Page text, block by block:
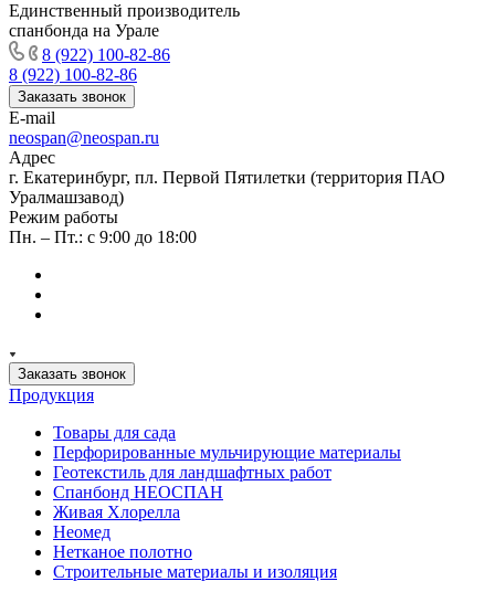
Единственный производитель
спанбонда на Урале
8 (922) 100-82-86
8 (922) 100-82-86
Заказать звонок
E-mail
neospan@neospan.ru
Адрес
г. Екатеринбург, пл. Первой Пятилетки (территория ПАО
Уралмашзавод)
Режим работы
Пн. – Пт.: с 9:00 до 18:00
Заказать звонок
Продукция
Товары для сада
Перфорированные мульчирующие материалы
Геотекстиль для ландшафтных работ
Спанбонд НЕОСПАН
Живая Хлорелла
Нeомед
Нетканое полотно
Строительные материалы и изоляция